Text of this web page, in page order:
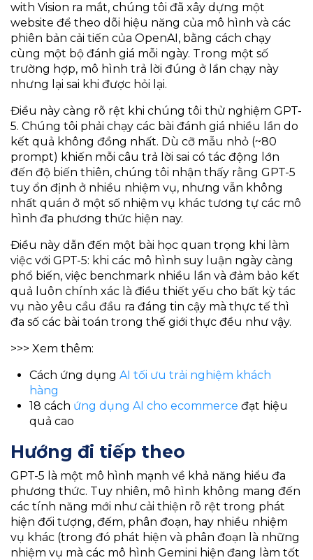
with Vision ra mắt, chúng tôi đã xây dựng một
website để theo dõi hiệu năng của mô hình và các
phiên bản cải tiến của OpenAI, bằng cách chạy
cùng một bộ đánh giá mỗi ngày. Trong một số
trường hợp, mô hình trả lời đúng ở lần chạy này
nhưng lại sai khi được hỏi lại.
Điều này càng rõ rệt khi chúng tôi thử nghiệm GPT-
5. Chúng tôi phải chạy các bài đánh giá nhiều lần do
kết quả không đồng nhất. Dù cỡ mẫu nhỏ (~80
prompt) khiến mỗi câu trả lời sai có tác động lớn
đến độ biến thiên, chúng tôi nhận thấy rằng GPT-5
tuy ổn định ở nhiều nhiệm vụ, nhưng vẫn không
nhất quán ở một số nhiệm vụ khác tương tự các mô
hình đa phương thức hiện nay.
Điều này dẫn đến một bài học quan trọng khi làm
việc với GPT-5: khi các mô hình suy luận ngày càng
phổ biến, việc benchmark nhiều lần và đảm bảo kết
quả luôn chính xác là điều thiết yếu cho bất kỳ tác
vụ nào yêu cầu đầu ra đáng tin cậy mà thực tế thì
đa số các bài toán trong thế giới thực đều như vậy.
>>> Xem thêm:
Cách ứng dụngAI tối ưu trải nghiệm khách
hàng
18 cách ứng dụng AI cho ecommerce đạt hiệu
quả cao
Hướng đi tiếp theo
GPT-5 là một mô hình mạnh về khả năng hiểu đa
phương thức. Tuy nhiên, mô hình không mang đến
các tính năng mới như cải thiện rõ rệt trong phát
hiện đối tượng, đếm, phân đoạn, hay nhiều nhiệm
vụ khác (trong đó phát hiện và phân đoạn là những
nhiệm vụ mà các mô hình Gemini hiện đang làm tốt